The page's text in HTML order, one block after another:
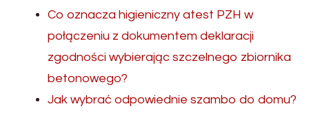
Co oznacza higieniczny atest PZH w
połączeniu z dokumentem deklaracji
zgodności wybierając szczelnego zbiornika
betonowego?
Jak wybrać odpowiednie szambo do domu?